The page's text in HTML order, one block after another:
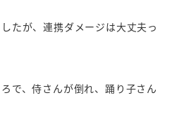
たが、連携ダメージは大丈夫っ
で、侍さんが倒れ、踊り子さん